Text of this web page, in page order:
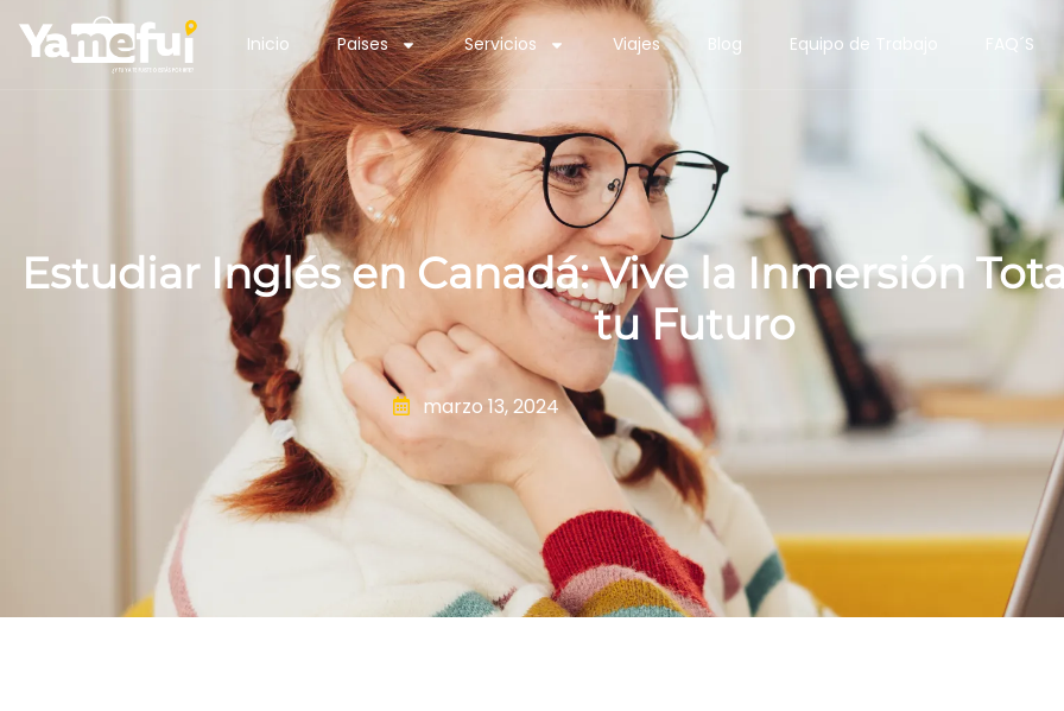
Inicio Paises Servicios Viajes Blog Equipo de Trabajo FAQ´S
Estudiar Inglés en Canadá: Vive la Inmersión
tu Futuro
marzo 13, 2024